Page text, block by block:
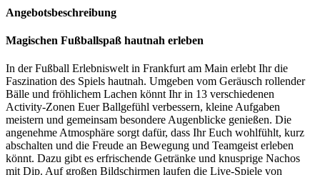
Angebotsbeschreibung
Magischen Fußballspaß hautnah erleben
In der Fußball Erlebniswelt in Frankfurt am Main erlebt Ihr die
Faszination des Spiels hautnah. Umgeben vom Geräusch rollender
Bälle und fröhlichem Lachen könnt Ihr in 13 verschiedenen
Activity-Zonen Euer Ballgefühl verbessern, kleine Aufgaben
meistern und gemeinsam besondere Augenblicke genießen. Die
angenehme Atmosphäre sorgt dafür, dass Ihr Euch wohlfühlt, kurz
abschalten und die Freude an Bewegung und Teamgeist erleben
könnt. Dazu gibt es erfrischende Getränke und knusprige Nachos
mit Dip. Auf großen Bildschirmen laufen die Live-Spiele von